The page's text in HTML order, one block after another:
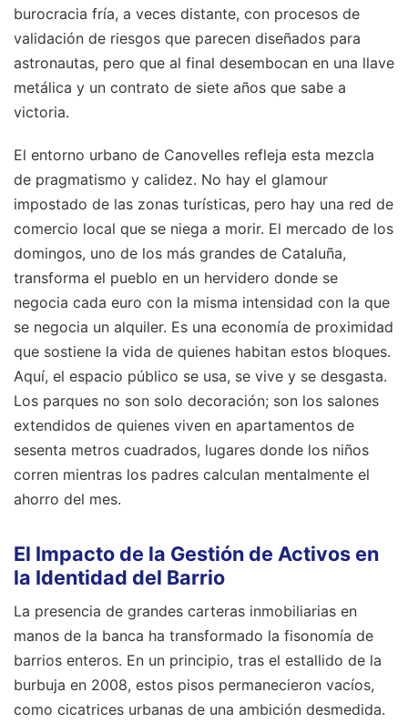
burocracia fría, a veces distante, con procesos de
validación de riesgos que parecen diseñados para
astronautas, pero que al final desembocan en una llave
metálica y un contrato de siete años que sabe a
victoria.
El entorno urbano de Canovelles refleja esta mezcla
de pragmatismo y calidez. No hay el glamour
impostado de las zonas turísticas, pero hay una red de
comercio local que se niega a morir. El mercado de los
domingos, uno de los más grandes de Cataluña,
transforma el pueblo en un hervidero donde se
negocia cada euro con la misma intensidad con la que
se negocia un alquiler. Es una economía de proximidad
que sostiene la vida de quienes habitan estos bloques.
Aquí, el espacio público se usa, se vive y se desgasta.
Los parques no son solo decoración; son los salones
extendidos de quienes viven en apartamentos de
sesenta metros cuadrados, lugares donde los niños
corren mientras los padres calculan mentalmente el
ahorro del mes.
El Impacto de la Gestión de Activos en
la Identidad del Barrio
La presencia de grandes carteras inmobiliarias en
manos de la banca ha transformado la fisonomía de
barrios enteros. En un principio, tras el estallido de la
burbuja en 2008, estos pisos permanecieron vacíos,
como cicatrices urbanas de una ambición desmedida.